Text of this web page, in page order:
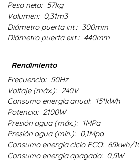
Peso neto: 57kg
Volumen: 0,31m3
Diámetro puerta int.: 300mm
Diámetro puerta ext.: 440mm
Rendimiento
Frecuencia: 50Hz
Voltaje (máx.): 240V
Consumo energía anual: 151kWh
Potencia: 2100W
Presión agua (máx.): 1MPa
Presión agua (mín.): 0,1Mpa
Consumo energía ciclo ECO: 65kwh/
Consumo energía apagado: 0,5W